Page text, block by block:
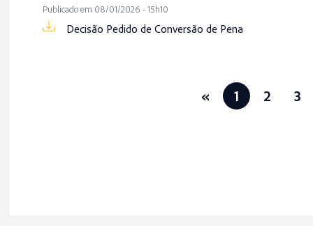
Publicado em 08/01/2026 - 15h10
Decisão Pedido de Conversão de Pena
« 1 2 3